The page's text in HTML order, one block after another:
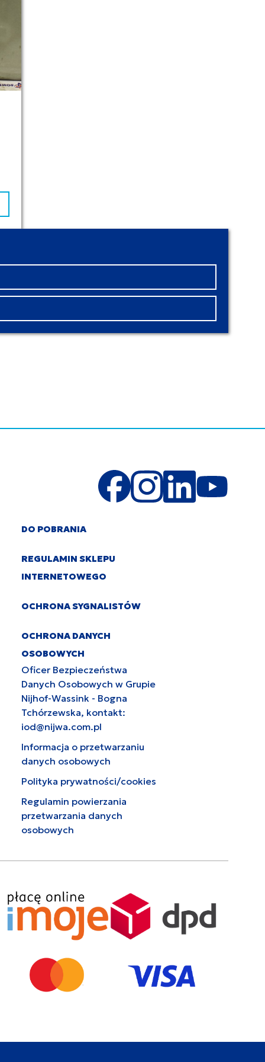
DO POBRANIA
REGULAMIN SKLEPU
INTERNETOWEGO
OCHRONA SYGNALISTÓW
OCHRONA DANYCH
OSOBOWYCH
Oficer Bezpieczeństwa
Danych Osobowych w Grupie
Nijhof-Wassink - Bogna
Tchórzewska, kontakt:
iod@nijwa.com.pl
Informacja o przetwarzaniu
danych osobowych
Polityka prywatności/cookies
Regulamin powierzania
przetwarzania danych
osobowych